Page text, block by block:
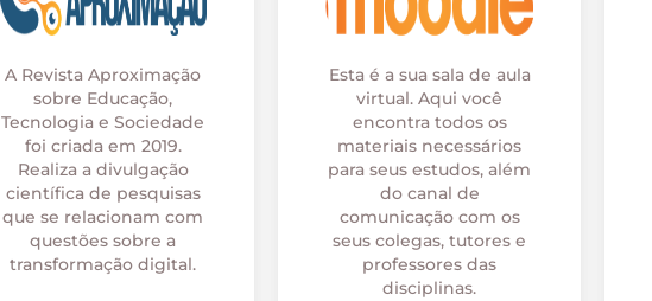
A Revista Aproximação
sobre Educação,
Tecnologia e Sociedade
foi criada em 2019.
Realiza a divulgação
científica de pesquisas
que se relacionam com
questões sobre a
transformação digital.
Esta é a sua sala de aula
virtual. Aqui você
encontra todos os
materiais necessários
para seus estudos, além
do canal de
comunicação com os
seus colegas, tutores e
professores das
disciplinas.